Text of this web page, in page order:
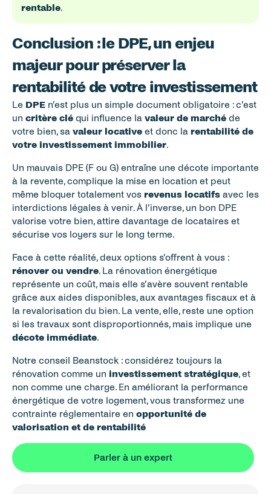
rentable.
Conclusion : le DPE, un enjeu
majeur pour préserver la
rentabilité de votre investissement
Le DPE n’est plus un simple document obligatoire : c’est
un critère clé qui influence la valeur de marché de
votre bien, sa valeur locative et donc la rentabilité de
votre investissement immobilier.
Un mauvais DPE (F ou G) entraîne une décote importante
à la revente, complique la mise en location et peut
même bloquer totalement vos revenus locatifs avec les
interdictions légales à venir. À l’inverse, un bon DPE
valorise votre bien, attire davantage de locataires et
sécurise vos loyers sur le long terme.
Face à cette réalité, deux options s’offrent à vous :
rénover ou vendre. La rénovation énergétique
représente un coût, mais elle s’avère souvent rentable
grâce aux aides disponibles, aux avantages fiscaux et à
la revalorisation du bien. La vente, elle, reste une option
décote immédiate.
Notre conseil Beanstock : considérez toujours la
rénovation comme un investissement stratégique, et
non comme une charge. En améliorant la performance
énergétique de votre logement, vous transformez une
contrainte réglementaire en opportunité de
valorisation et de rentabilité
Parler à un expert